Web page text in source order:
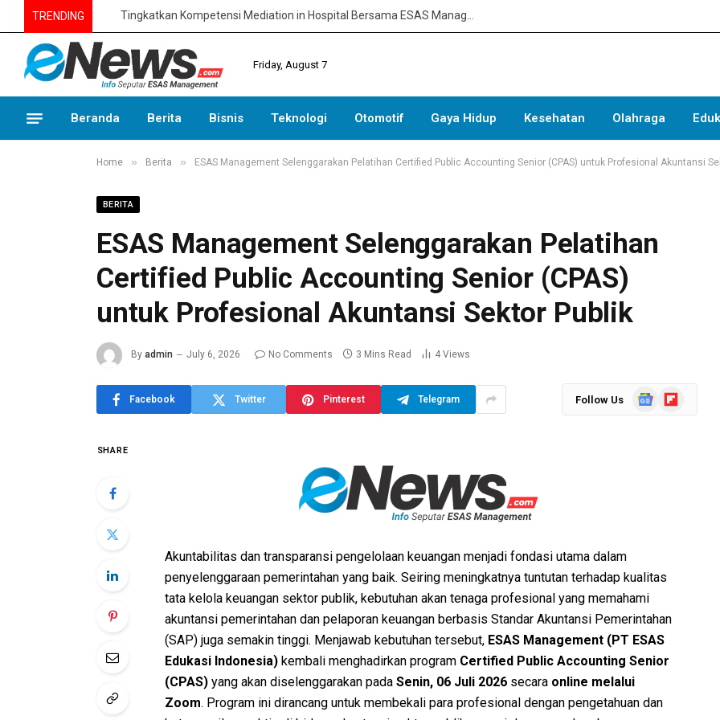
TRENDING
Friday, August 7
Beranda Berita Bisnis Teknologi Otomotif Gaya Hidup Kesehatan Olahraga
Home » Berita » ESAS Management Selenggarakan Pelatihan Certified Public Accounting Senior (CPAS) untuk Profesional Akuntansi
BERITA
ESAS Management Selenggarakan Pelatihan
Certified Public Accounting Senior (CPAS)
untuk Profesional Akuntansi Sektor Publik
By admin July 6, 2026 No Comments 3 Mins Read 4 Views
Facebook Twitter Pinterest Telegram Follow Us
GoogleFlipboard
SHARE
Akuntabilitas dan transparansi pengelolaan keuangan menjadi fondasi utama dalam
penyelenggaraan pemerintahan yang baik. Seiring meningkatnya tuntutan terhadap kualitas
tata kelola keuangan sektor publik, kebutuhan akan tenaga profesional yang memahami
akuntansi pemerintahan dan pelaporan keuangan berbasis Standar Akuntansi Pemerintahan
(SAP) juga semakin tinggi. Menjawab kebutuhan tersebut, ESAS Management (PT ESAS
Edukasi Indonesia)kembali menghadirkan program Certified Public Accounting Senior
(CPAS)yang akan diselenggarakan pada Senin, 06 Juli 2026secara online melalui
Zoom. Program ini dirancang untuk membekali para profesional dengan pengetahuan dan